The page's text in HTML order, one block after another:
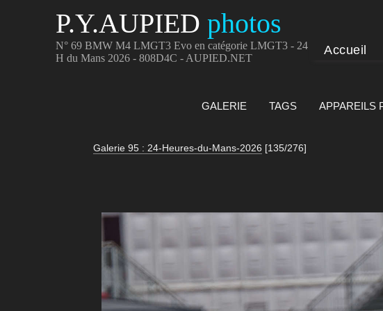
P.Y.AUPIED photos
N° 69 BMW M4 LMGT3 Evo en catégorie LMGT3 - 24
H du Mans 2026 - 808D4C - AUPIED.NET
Accueil
GALERIE TAGS APPAREILS
Galerie 95 : 24-Heures-du-Mans-2026 [135/276]